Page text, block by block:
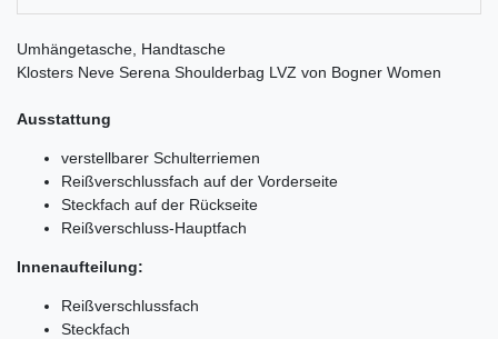
Umhängetasche, Handtasche
Klosters Neve Serena Shoulderbag LVZ von Bogner Women
Ausstattung
verstellbarer Schulterriemen
Reißverschlussfach auf der Vorderseite
Steckfach auf der Rückseite
Reißverschluss-Hauptfach
Innenaufteilung:
Reißverschlussfach
Steckfach